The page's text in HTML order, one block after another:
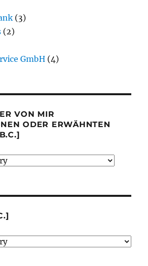
(3)
(2)
GmbH (4)
VON MIR
ODER ERWÄHNTEN